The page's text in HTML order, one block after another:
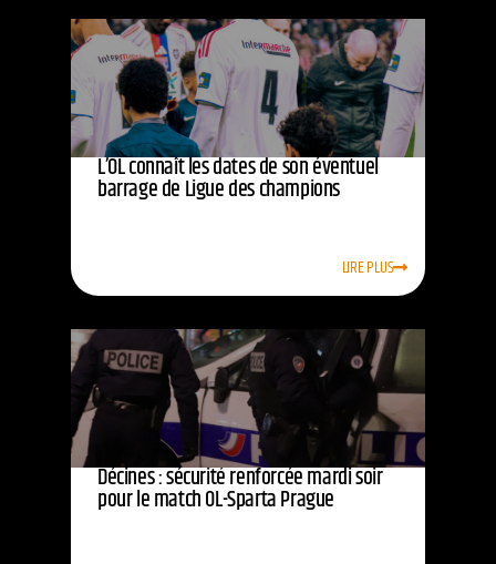
L’OL connaît les dates de son éventuel
barrage de Ligue des champions
LIRE PLUS
Décines : sécurité renforcée mardi soir
pour le match OL-Sparta Prague